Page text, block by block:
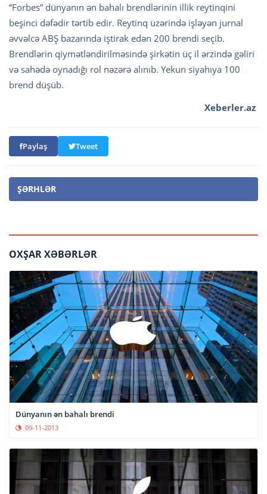
“Forbes” dünyanın ən bahalı brendlərinin illik reytinqini
beşinci dəfədir tərtib edir. Reytinq üzərində işləyən jurnal
əvvəlcə ABŞ bazarında iştirak edən 200 brendi seçib.
Brendlərin qiymətləndirilməsində şirkətin üç il ərzində gəliri
və sahədə oynadığı rol nəzərə alınıb. Yekun siyahıya 100
brend düşüb.
Xeberler.az
Paylaş Tweet
ŞƏRHLƏR
OXŞAR XƏBƏRLƏR
Dünyanın ən bahalı brendi
09-11-2013